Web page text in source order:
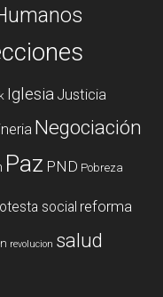
Iglesia Justicia
Negociación
Paz PND Pobreza
social reforma
revolucion salud